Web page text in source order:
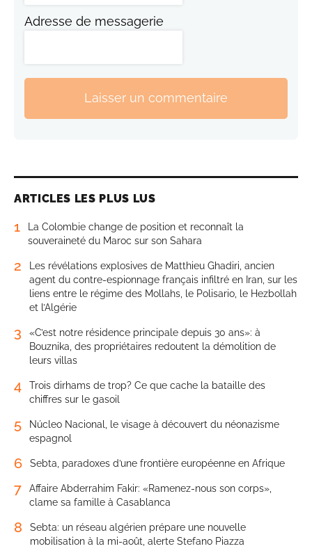
Adresse de messagerie
Laisser un commentaire
ARTICLES LES PLUS LUS
1
La Colombie change de position et reconnaît la
souveraineté du Maroc sur son Sahara
2
Les révélations explosives de Matthieu Ghadiri, ancien
agent du contre-espionnage français infiltré en Iran, sur les
liens entre le régime des Mollahs, le Polisario, le Hezbollah
et l’Algérie
3
«C’est notre résidence principale depuis 30 ans»: à
Bouznika, des propriétaires redoutent la démolition de
leurs villas
4
Trois dirhams de trop? Ce que cache la bataille des
chiffres sur le gasoil
5
Núcleo Nacional, le visage à découvert du néonazisme
espagnol
6 Sebta, paradoxes d’une frontière européenne en Afrique
7
Affaire Abderrahim Fakir: «Ramenez-nous son corps»,
clame sa famille à Casablanca
8
Sebta: un réseau algérien prépare une nouvelle
mobilisation à la mi-août, alerte Stefano Piazza